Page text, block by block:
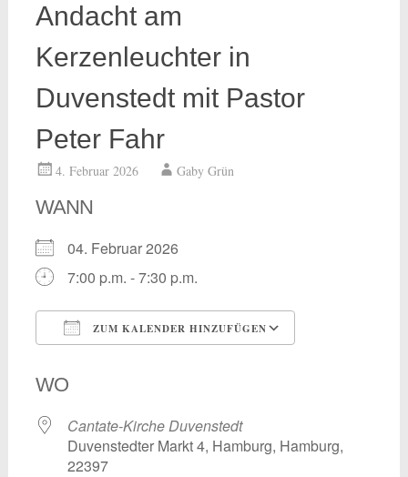
Andacht am
Kerzenleuchter in
Duvenstedt mit Pastor
Peter Fahr
4. Februar 2026 Gaby Grün
WANN
04. Februar 2026
7:00 p.m. - 7:30 p.m.
ZUM KALENDER HINZUFÜGEN
WO
Cantate-Kirche Duvenstedt
Duvenstedter Markt 4, Hamburg, Hamburg,
22397